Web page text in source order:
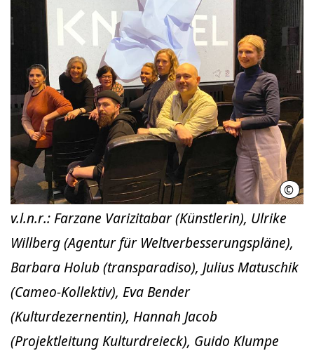
© LHH
v.l.n.r.: Farzane Varizitabar (Künstlerin), Ulrike
Willberg (Agentur für Weltverbesserungspläne),
Barbara Holub (transparadiso), Julius Matuschik
(Cameo-Kollektiv), Eva Bender
(Kulturdezernentin), Hannah Jacob
(Projektleitung Kulturdreieck), Guido Klumpe